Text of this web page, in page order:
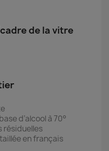
de la vitre
d’alcool à 70°
résiduelles
en français